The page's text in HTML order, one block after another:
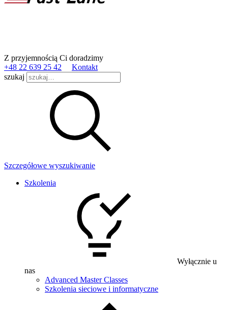
Z przyjemnością Ci doradzimy
+48 22 639 25 42
Kontakt
szukaj
Szczegółowe wyszukiwanie
Szkolenia
Wyłącznie u
nas
Advanced Master Classes
Szkolenia sieciowe i informatyczne